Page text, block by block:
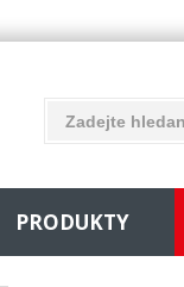
PRODUKTY